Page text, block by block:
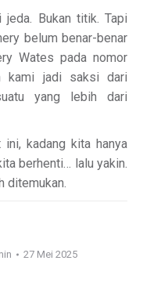
jeda. Bukan titik. Tapi
belum benar-benar
Wates pada nomor
kami jadi saksi dari
yang lebih dari
kadang kita hanya
berhenti… lalu yakin.
ditemukan.
27 Mei 2025